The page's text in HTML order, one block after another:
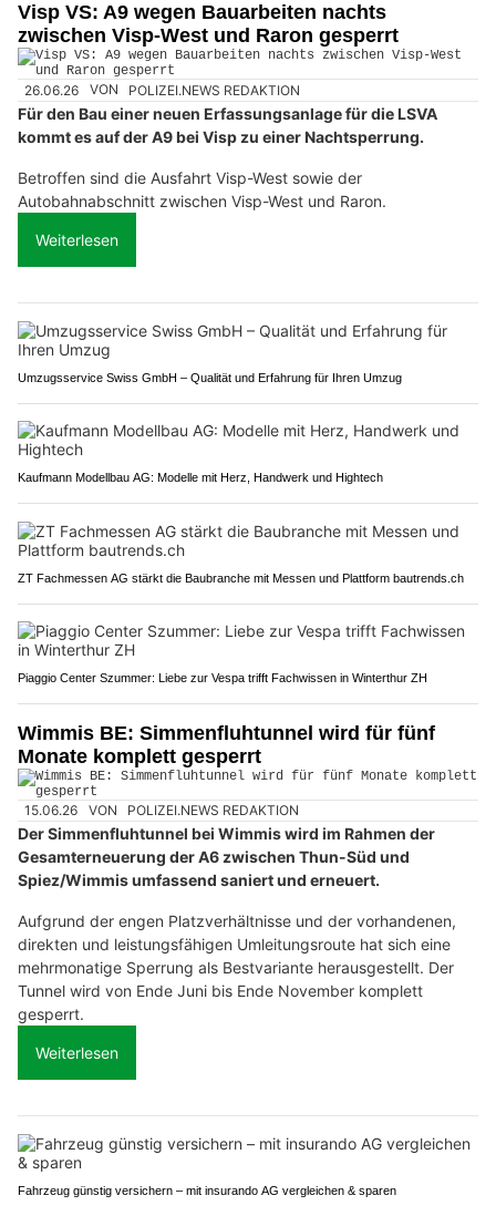
Visp VS: A9 wegen Bauarbeiten nachts
zwischen Visp-West und Raron gesperrt
26.06.26 VON POLIZEI.NEWS REDAKTION
Für den Bau einer neuen Erfassungsanlage für die LSVA
kommt es auf der A9 bei Visp zu einer Nachtsperrung.
Betroffen sind die Ausfahrt Visp-West sowie der
Autobahnabschnitt zwischen Visp-West und Raron.
Weiterlesen
Umzugsservice Swiss GmbH – Qualität und Erfahrung für Ihren Umzug
Kaufmann Modellbau AG: Modelle mit Herz, Handwerk und Hightech
ZT Fachmessen AG stärkt die Baubranche mit Messen und Plattform bautrends.ch
Piaggio Center Szummer: Liebe zur Vespa trifft Fachwissen in Winterthur ZH
Wimmis BE: Simmenfluhtunnel wird für fünf
Monate komplett gesperrt
15.06.26 VON POLIZEI.NEWS REDAKTION
Der Simmenfluhtunnel bei Wimmis wird im Rahmen der
Gesamterneuerung der A6 zwischen Thun-Süd und
Spiez/Wimmis umfassend saniert und erneuert.
Aufgrund der engen Platzverhältnisse und der vorhandenen,
direkten und leistungsfähigen Umleitungsroute hat sich eine
mehrmonatige Sperrung als Bestvariante herausgestellt. Der
Tunnel wird von Ende Juni bis Ende November komplett
gesperrt.
Weiterlesen
Fahrzeug günstig versichern – mit insurando AG vergleichen & sparen